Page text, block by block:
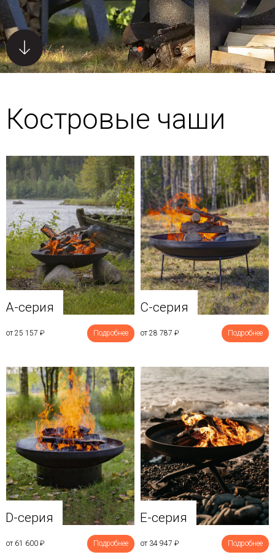
Костровые чаши
A-серия
от 25 157 ₽ Подробнее
C-серия
от 28 787 ₽ Подробнее
D-серия
от 61 600 ₽ Подробнее
E-серия
от 34 947 ₽ Подробнее